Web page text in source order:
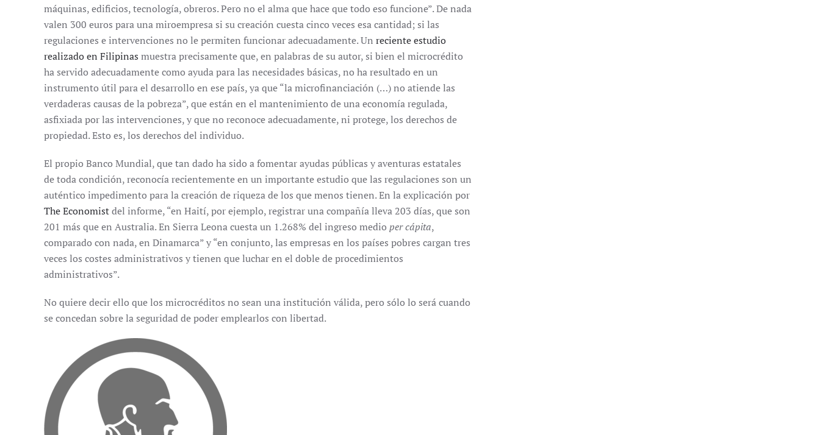
máquinas, edificios, tecnología, obreros. Pero no el alma que hace que todo eso funcione”. De nada
valen 300 euros para una miroempresa si su creación cuesta cinco veces esa cantidad; si las
regulaciones e intervenciones no le permiten funcionar adecuadamente. Un reciente estudio
realizado en Filipinas muestra precisamente que, en palabras de su autor, si bien el microcrédito
ha servido adecuadamente como ayuda para las necesidades básicas, no ha resultado en un
instrumento útil para el desarrollo en ese país, ya que “la microfinanciación (…) no atiende las
verdaderas causas de la pobreza”, que están en el mantenimiento de una economía regulada,
asfixiada por las intervenciones, y que no reconoce adecuadamente, ni protege, los derechos de
propiedad. Esto es, los derechos del individuo.
El propio Banco Mundial, que tan dado ha sido a fomentar ayudas públicas y aventuras estatales
de toda condición, reconocía recientemente en un importante estudio que las regulaciones son un
auténtico impedimento para la creación de riqueza de los que menos tienen. En la explicación por
The Economistdel informe, “en Haití, por ejemplo, registrar una compañía lleva 203 días, que son
201 más que en Australia. En Sierra Leona cuesta un 1.268% del ingreso medio per cápita,
comparado con nada, en Dinamarca” y “en conjunto, las empresas en los países pobres cargan tres
veces los costes administrativos y tienen que luchar en el doble de procedimientos
administrativos”.
No quiere decir ello que los microcréditos no sean una institución válida, pero sólo lo será cuando
se concedan sobre la seguridad de poder emplearlos con libertad.